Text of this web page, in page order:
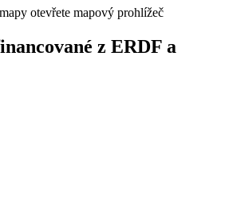
otevřete mapový prohlížeč
z ERDF a